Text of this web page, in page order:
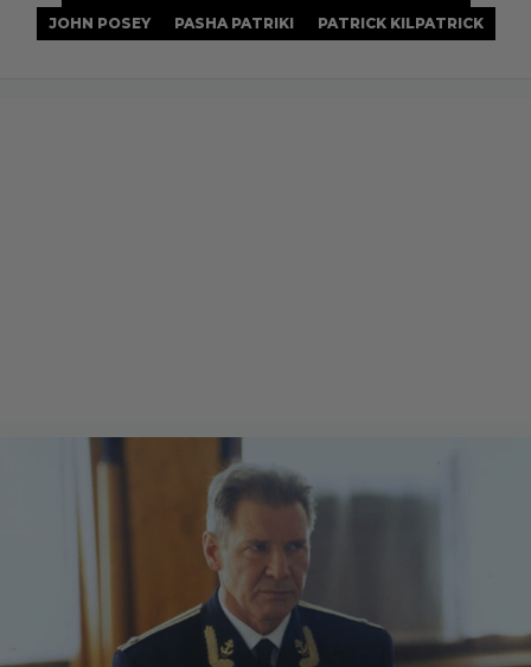
JOHN POSEY
PASHA PATRIKI PATRICK KILPATRICK